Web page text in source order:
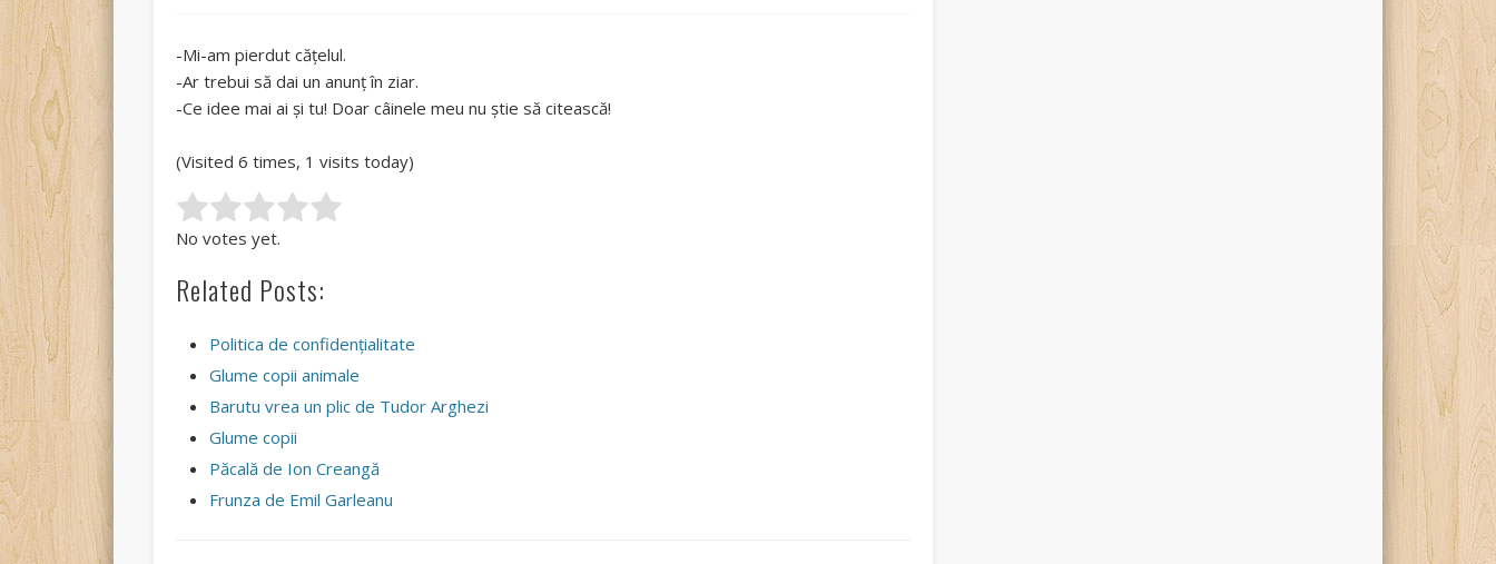
-Mi-am pierdut cățelul.
-Ar trebui să dai un anunț în ziar.
-Ce idee mai ai și tu! Doar câinele meu nu știe să citească!
(Visited 6 times, 1 visits today)
Rate this item:
No votes yet.
Related Posts:
Politica de confidențialitate
Glume copii animale
Barutu vrea un plic de Tudor Arghezi
Glume copii
Păcală de Ion Creangă
Frunza de Emil Garleanu